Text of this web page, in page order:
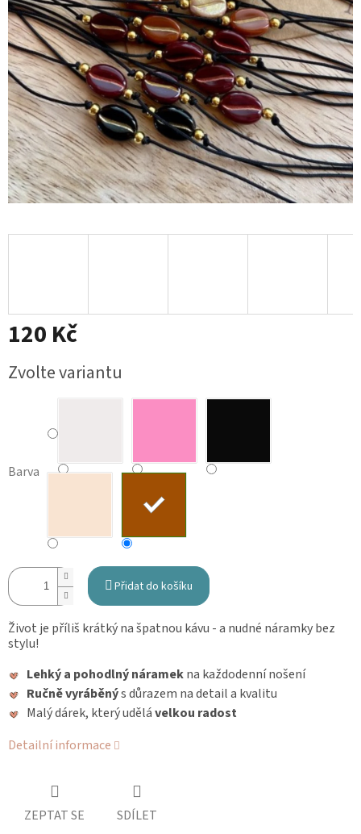
120 Kč
Měrná
cena:
Zvolte variantu
Barva
Přidat do košíku
Život je příliš krátký na špatnou kávu - a nudné náramky bez
stylu!
Lehký a pohodlný náramekna každodenní nošení
Ručně vyráběnýs důrazem na detail a kvalitu
Malý dárek, který udělávelkou radost
Detailní informace
ZEPTAT SE SDÍLET